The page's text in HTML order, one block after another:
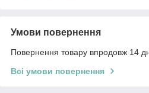
Умови повернення
Повернення товару впродовж 14
Всі умови повернення